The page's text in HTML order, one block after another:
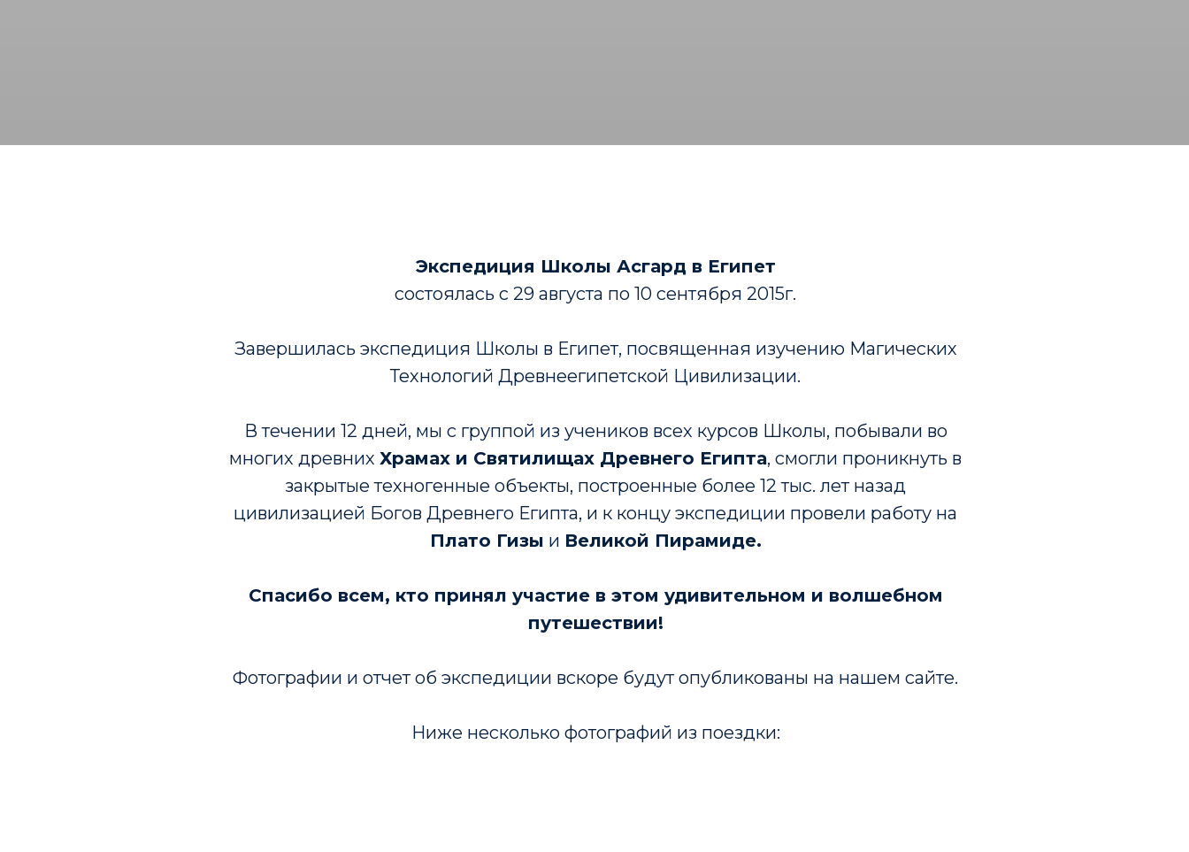
Экспедиция Школы Асгард в Египет
состоялась с 29 августа по 10 сентября 2015г.
Завершилась экспедиция Школы в Египет, посвященная изучению Магических
Технологий Древнеегипетской Цивилизации .
В течении 12 дней, мы с группой из учеников всех курсов Школы, побывали во
многих древних Храмах и Святилищах Древнего Египта, смогли проникнуть в
закрытые техногенные объекты, построенные более 12 тыс. лет назад
цивилизацией Богов Древнего Египта, и к концу экспедиции провели работу на
Плато Гизы и Великой Пирамиде.
Спасибо всем, кто принял участие в этом удивительном и волшебном
путешествии!
Фотографии и отчет об экспедиции вскоре будут опубликованы на нашем сайте.
Ниже несколько фотографий из поездк и: